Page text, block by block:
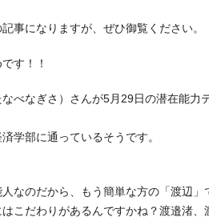
事になりますが、ぜひ御覧ください。
す！！
べなぎさ）さんが5月29日の潜在能力
学部に通っているそうです。
なのだから、もう簡単な方の「渡辺」
こだわりがあるんですかね？渡邉渚、